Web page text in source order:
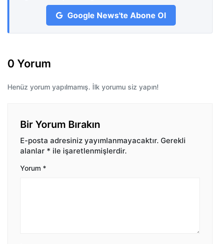
Google News'te Abone Ol
0 Yorum
Henüz yorum yapılmamış. İlk yorumu siz yapın!
Bir Yorum Bırakın
E-posta adresiniz yayımlanmayacaktır. Gerekli
alanlar * ile işaretlenmişlerdir.
Yorum *